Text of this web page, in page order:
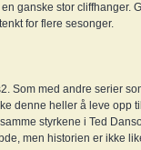
ganske stor cliffhanger.
for flere sesonger.
Som med andre serier
denne heller å leve opp
styrkene i Ted
men historien er ikke